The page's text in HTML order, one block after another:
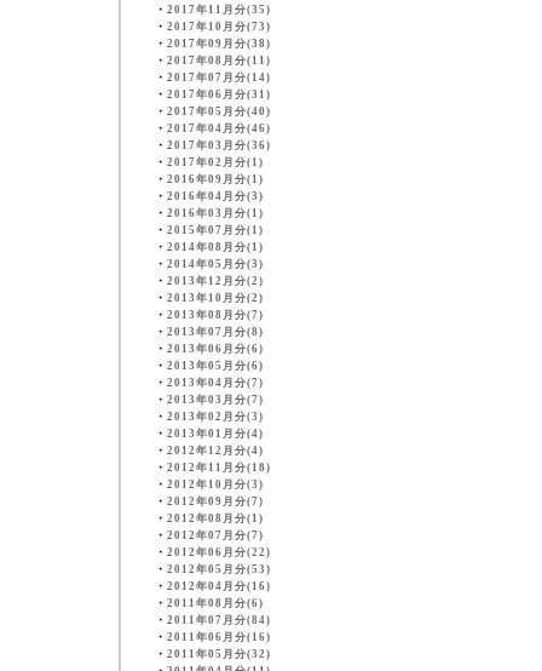
・ 2017年11月分(35)
・ 2017年10月分(73)
・ 2017年09月分(38)
・ 2017年08月分(11)
・ 2017年07月分(14)
・ 2017年06月分(31)
・ 2017年05月分(40)
・ 2017年04月分(46)
・ 2017年03月分(36)
・ 2017年02月分(1)
・ 2016年09月分(1)
・ 2016年04月分(3)
・ 2016年03月分(1)
・ 2015年07月分(1)
・ 2014年08月分(1)
・ 2014年05月分(3)
・ 2013年12月分(2)
・ 2013年10月分(2)
・ 2013年08月分(7)
・ 2013年07月分(8)
・ 2013年06月分(6)
・ 2013年05月分(6)
・ 2013年04月分(7)
・ 2013年03月分(7)
・ 2013年02月分(3)
・ 2013年01月分(4)
・ 2012年12月分(4)
・ 2012年11月分(18)
・ 2012年10月分(3)
・ 2012年09月分(7)
・ 2012年08月分(1)
・ 2012年07月分(7)
・ 2012年06月分(22)
・ 2012年05月分(53)
・ 2012年04月分(16)
・ 2011年08月分(6)
・ 2011年07月分(84)
・ 2011年06月分(16)
・ 2011年05月分(32)